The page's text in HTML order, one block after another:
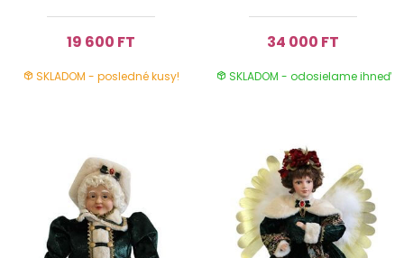
19 600 FT
SKLADOM - posledné kusy!
34 000 FT
SKLADOM - odosielame ihneď